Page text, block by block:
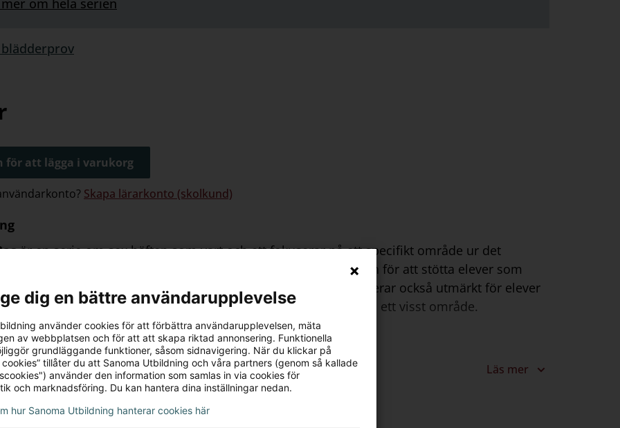
mer om hela serien
blädderprov
för att lägga i varukorg
Skapa lärarkonto (skolkund)
är en serie om sex häften som vart och ett fokuserar på ett specifikt område ur det
i matematik för årskurs 4–6. Serien är särskilt framtagen för att stötta elever som
uppnått grundläggande kunskaper i årskurs 6. Bryggan bas fungerar också utmärkt för elever
som behöver gå tillbaka och arbeta mer grundläggande med ett visst område.
har följande struktur:
med innehåll
med tydliga exempel
med en tydlig progression
för regelbunden avstämning
Läs mer
dig en bättre användarupplevelse
använder cookies för att förbättra användarupplevelsen, mäta
av webbplatsen och för att att skapa riktad annonsering. Funktionella
grundläggande funktioner, såsom sidnavigering. När du klickar på
cookies” tillåter du att Sanoma Utbildning och våra partners (genom så kallade
använder den information som samlas in via cookies för
och marknadsföring. Du kan hantera dina inställningar nedan.
hur Sanoma Utbildning hanterar cookies här